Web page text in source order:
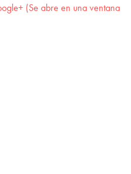
(Se abre en una ventana